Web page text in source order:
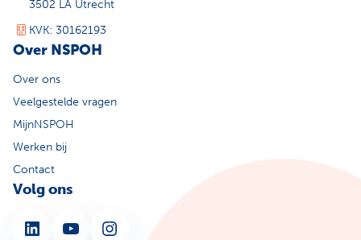
3502 LA Utrecht
KVK: 30162193
Over NSPOH
Over ons
Veelgestelde vragen
MijnNSPOH
Werken bij
Contact
Volg ons
LinkedIn YouTube Instagram